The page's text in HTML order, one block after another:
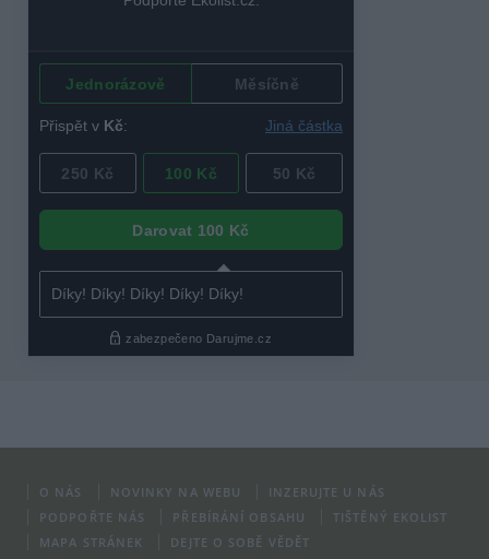
O NÁS NOVINKY NA WEBU
INZERUJTE U NÁS
PODPOŘTE NÁS
PŘEBÍRÁNÍ OBSAHU
TIŠTĚNÝ EKOLIST
MAPA STRÁNEK
DEJTE O SOBĚ VĚDĚT